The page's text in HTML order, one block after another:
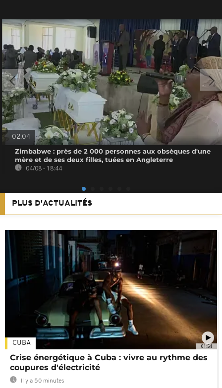
02:04
Zimbabwe : près de 2 000 personnes aux obsèques d'une
mère et de ses deux filles, tuées en Angleterre
04/08 - 18:44
PLUS D'ACTUALITÉS
01:54
CUBA
Crise énergétique à Cuba : vivre au rythme des
coupures d'électricité
Il y a 50 minutes